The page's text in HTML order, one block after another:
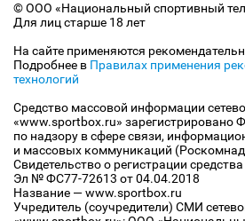
© ООО «Национальный спортивный
Для лиц старше 18 лет
На сайте применяются
Подробнее в Правилах применения
технологий
Средство массовой информации
«www.sportbox.ru» зарегистрировано
по надзору в сфере связи,
и массовых коммуникаций
Свидетельство о регистрации
Эл № ФС77-72613 от 04.04.2018
Название — www.sportbox.ru
Учредитель (соучредители) СМИ